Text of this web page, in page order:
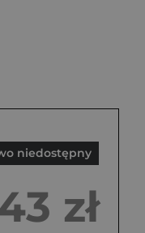
niedostępny
zł